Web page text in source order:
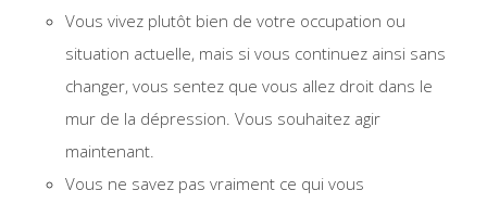
Vous vivez plutôt bien de votre occupation ou
situation actuelle, mais si vous continuez ainsi sans
changer, vous sentez que vous allez droit dans le
mur de la dépression. Vous souhaitez agir
maintenant.
Vous ne savez pas vraiment ce qui vous